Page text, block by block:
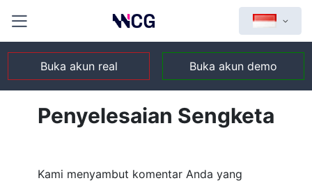
Buka akun real Buka akun demo
Penyelesaian Sengketa
Kami menyambut komentar Anda yang